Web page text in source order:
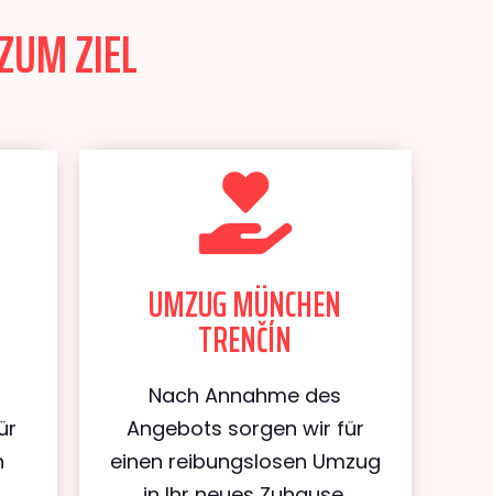
ZIEL
UMZUG MÜNCHEN
TRENČÍN
Nach Annahme des
Angebots sorgen wir für
einen reibungslosen Umzug